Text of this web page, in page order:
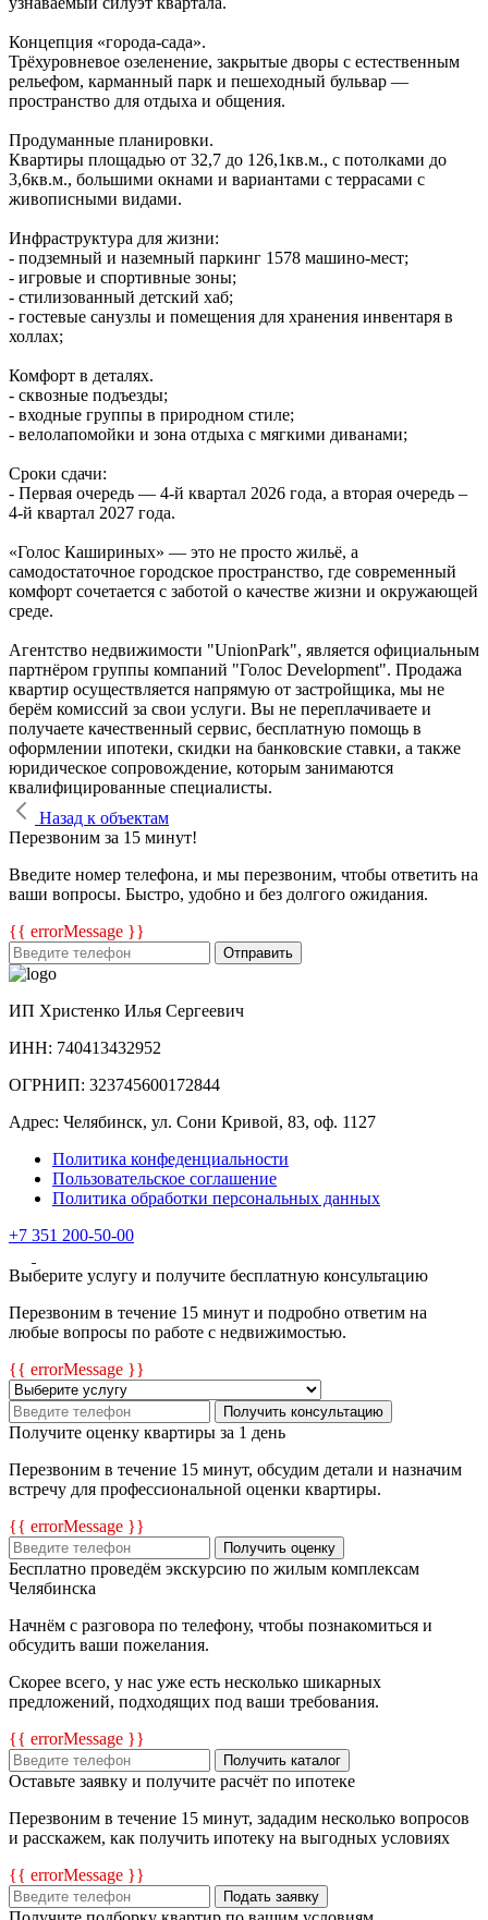
Концепция «города‑сада».
Трёхуровневое озеленение, закрытые дворы с естественным
рельефом, карманный парк и пешеходный бульвар —
пространство для отдыха и общения.
Продуманные планировки.
Квартиры площадью от 32,7 до 126,1кв.м., с потолками до
3,6кв.м., большими окнами и вариантами с террасами с
живописными видами.
Инфраструктура для жизни:
- подземный и наземный паркинг 1578 машино‑мест;
- игровые и спортивные зоны;
- стилизованный детский хаб;
- гостевые санузлы и помещения для хранения инвентаря в
холлах;
Комфорт в деталях.
- сквозные подъезды;
- входные группы в природном стиле;
- велолапомойки и зона отдыха с мягкими диванами;
Сроки сдачи:
- Первая очередь — 4‑й квартал 2026 года, а вторая очередь –
4-й квартал 2027 года.
«Голос Кашириных» — это не просто жильё, а
самодостаточное городское пространство, где современный
комфорт сочетается с заботой о качестве жизни и окружающей
среде.
Агентство недвижимости "UnionPark", является официальным
партнёром группы компаний "Голос Development". Продажа
квартир осуществляется напрямую от застройщика, мы не
берём комиссий за свои услуги. Вы не переплачиваете и
получаете качественный сервис, бесплатную помощь в
оформлении ипотеки, скидки на банковские ставки, а также
юридическое сопровождение, которым занимаются
квалифицированные специалисты.
Назад к объектам
Перезвоним за 15 минут!
Введите номер телефона, и мы перезвоним, чтобы ответить на
ваши вопросы. Быстро, удобно и без долгого ожидания.
{{ errorMessage }}
Отправить
ИП Христенко Илья Сергеевич
ИНН: 740413432952
ОГРНИП: 323745600172844
Адрес: Челябинск, ул. Сони Кривой, 83, оф. 1127
Политика конфеденциальности
Пользовательское соглашение
Политика обработки персональных данных
+7 351 200-50-00
Выберите услугу и получите бесплатную консультацию
Перезвоним в течение 15 минут и подробно ответим на
любые вопросы по работе с недвижимостью.
{{ errorMessage }}
Получить консультацию
Получите оценку квартиры за 1 день
Перезвоним в течение 15 минут, обсудим детали и назначим
встречу для профессиональной оценки квартиры.
{{ errorMessage }}
Получить оценку
Бесплатно проведём экскурсию по жилым комплексам
Челябинска
Начнём с разговора по телефону, чтобы познакомиться и
обсудить ваши пожелания.
Скорее всего, у нас уже есть несколько шикарных
предложений, подходящих под ваши требования.
{{ errorMessage }}
Получить каталог
Оставьте заявку и получите расчёт по ипотеке
Перезвоним в течение 15 минут, зададим несколько вопросов
и расскажем, как получить ипотеку на выгодных условиях
{{ errorMessage }}
Подать заявку